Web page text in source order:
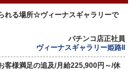
れる場所☆ヴィーナスギャラリーで
パチンコ店正社員
ヴィーナスギャラリー姫路II
客様満足の追及/月給225,900円～/休